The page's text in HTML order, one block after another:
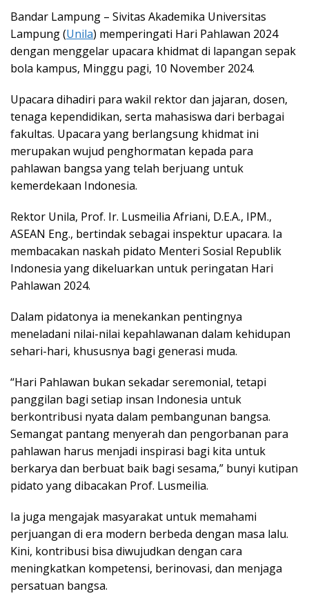
Bandar Lampung – Sivitas Akademika Universitas
Lampung (Unila) memperingati Hari Pahlawan 2024
dengan menggelar upacara khidmat di lapangan sepak
bola kampus, Minggu pagi, 10 November 2024.
Upacara dihadiri para wakil rektor dan jajaran, dosen,
tenaga kependidikan, serta mahasiswa dari berbagai
fakultas. Upacara yang berlangsung khidmat ini
merupakan wujud penghormatan kepada para
pahlawan bangsa yang telah berjuang untuk
kemerdekaan Indonesia.
Rektor Unila, Prof. Ir. Lusmeilia Afriani, D.E.A., IPM.,
ASEAN Eng., bertindak sebagai inspektur upacara. Ia
membacakan naskah pidato Menteri Sosial Republik
Indonesia yang dikeluarkan untuk peringatan Hari
Pahlawan 2024.
Dalam pidatonya ia menekankan pentingnya
meneladani nilai-nilai kepahlawanan dalam kehidupan
sehari-hari, khususnya bagi generasi muda.
“Hari Pahlawan bukan sekadar seremonial, tetapi
panggilan bagi setiap insan Indonesia untuk
berkontribusi nyata dalam pembangunan bangsa.
Semangat pantang menyerah dan pengorbanan para
pahlawan harus menjadi inspirasi bagi kita untuk
berkarya dan berbuat baik bagi sesama,” bunyi kutipan
pidato yang dibacakan Prof. Lusmeilia.
Ia juga mengajak masyarakat untuk memahami
perjuangan di era modern berbeda dengan masa lalu.
Kini, kontribusi bisa diwujudkan dengan cara
meningkatkan kompetensi, berinovasi, dan menjaga
persatuan bangsa.